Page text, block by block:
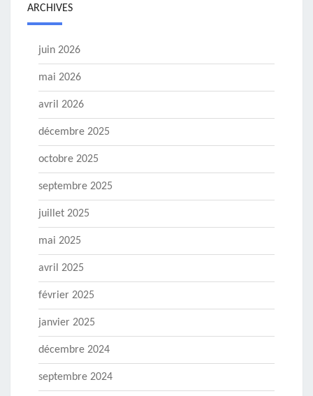
ARCHIVES
juin 2026
mai 2026
avril 2026
décembre 2025
octobre 2025
septembre 2025
juillet 2025
mai 2025
avril 2025
février 2025
janvier 2025
décembre 2024
septembre 2024